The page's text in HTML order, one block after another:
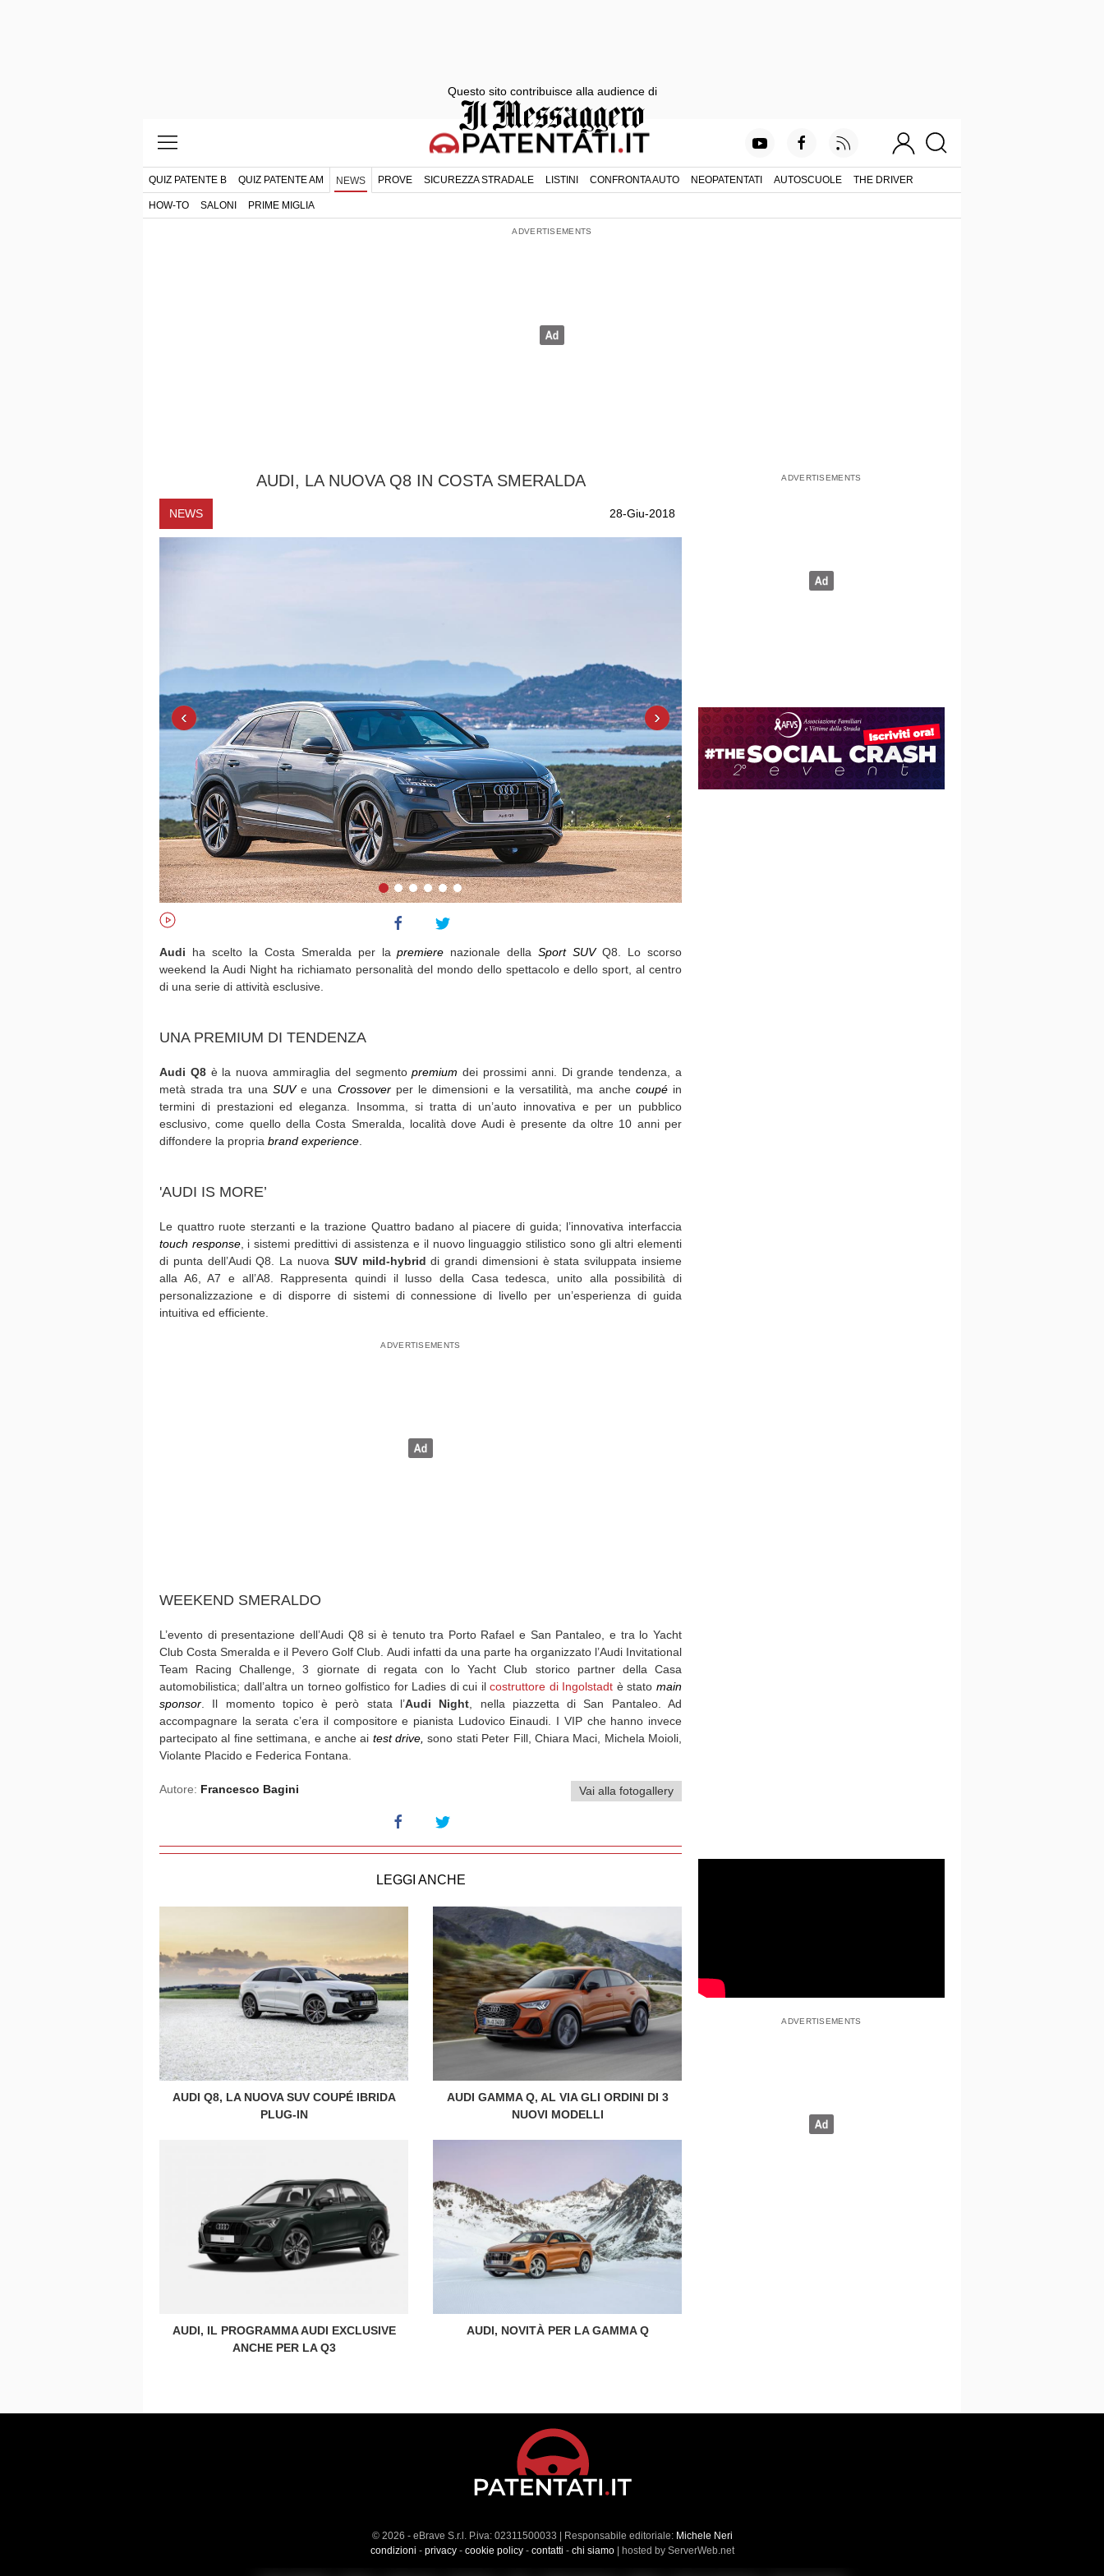
QUIZ PATENTE B QUIZ PATENTE AM NEWS PROVE SICUREZZA STRADALE LISTINI CONFRONTA AUTO NEOPATENTATI AUTOSCUOLE THE DRIVER
HOW-TO SALONI PRIME MIGLIA
AUDI, LA NUOVA Q8 IN COSTA SMERALDA
NEWS 28-Giu-2018
‹ ›
Audi ha scelto la Costa Smeralda per lapremiere nazionale dellaSport SUVQ8. Lo scorso
weekend la Audi Night ha richiamato personalità del mondo dello spettacolo e dello sport, al centro
di una serie di attività esclusive.
UNA PREMIUM DI TENDENZA
Audi Q8è la nuova ammiraglia del segmentopremiumdei prossimi anni. Di grande tendenza, a
metà strada tra una SUVe una Crossoverper le dimensioni e la versatilità, ma anche coupéin
termini di prestazioni ed eleganza. Insomma, si tratta di un’auto innovativa e per un pubblico
esclusivo, come quello della Costa Smeralda, località dove Audi è presente da oltre 10 anni per
diffondere la propria brand experience
'AUDI IS MORE’
Le quattro ruote sterzanti e la trazione Quattro badano al piacere di guida; l’innovativa interfaccia
touch response, i sistemi predittivi di assistenza e il nuovo linguaggio stilistico sono gli altri elementi
di punta dell’Audi Q8. La nuova SUV mild-hybriddi grandi dimensioni è stata sviluppata insieme
alla A6, A7 e all’A8. Rappresenta quindi il lusso della Casa tedesca, unito alla possibilità di
personalizzazione e di disporre di sistemi di connessione di livello per un’esperienza di guida
intuitiva ed efficiente.
WEEKEND SMERALDO
L’evento di presentazione dell’Audi Q8 si è tenuto tra Porto Rafael e San Pantaleo, e tra lo Yacht
Club Costa Smeralda e il Pevero Golf Club. Audi infatti da una parte ha organizzato l’Audi Invitational
Team Racing Challenge, 3 giornate di regata con lo Yacht Club storico partner della Casa
automobilistica; dall’altra un torneo golfistico for Ladies di cui ilcostruttore di Ingolstadt è statomain
sponsor . Il momento topico è però stata l’Audi Night , nella piazzetta di San Pantaleo. Ad
accompagnare la serata c’era il compositore e pianista Ludovico Einaudi. I VIP che hanno invece
partecipato al fine settimana, e anche ai test drive, sono stati Peter Fill, Chiara Maci, Michela Moioli,
Violante Placido e Federica Fontana.
Autore: Francesco Bagini Vai alla fotogallery
LEGGI ANCHE
AUDI Q8, LA NUOVA SUV COUPÉ IBRIDA
PLUG-IN
AUDI GAMMA Q, AL VIA GLI ORDINI DI 3
NUOVI MODELLI
AUDI, IL PROGRAMMA AUDI EXCLUSIVE
ANCHE PER LA Q3
AUDI, NOVITÀ PER LA GAMMA Q
Questo sito contribuisce alla audience di
© 2026 - eBrave S.r.l. P.iva: 02311500033 | Responsabile editoriale: Michele Neri
condizioni - privacy- cookie policy- contatti - chi siamo| hosted by ServerWeb.net